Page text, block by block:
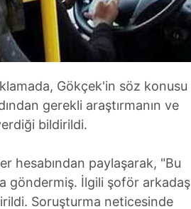
Gökçek'in söz konusu
gerekli araştırmanın ve
bildirildi.
hesabından paylaşarak, "Bu
göndermiş. İlgili şoför arkadaş
Soruşturma neticesinde